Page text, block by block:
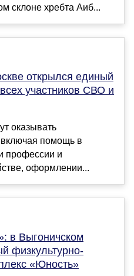
склоне хребта Аиб...
открылся единый
участников СВО и
оказывать
помощь в
профессии и
оформлении...
в Выгоничском
физкультурно-
«Юность»